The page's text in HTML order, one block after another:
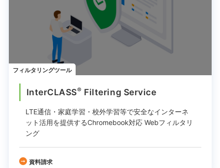
フィルタリングツール
InterCLASS® ︎ Filtering Service
LTE通信・家庭学習・校外学習等で安全なインターネ
ット活用を提供するChromebook対応 Webフィルタリ
ング
資料請求